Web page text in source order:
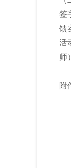
签
馈
活
师
附